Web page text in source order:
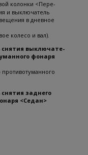
колонки <Пере-
и выключатель
в дневное
колесо и вал).
снятия выключате-
фонаря
заднего
<Седан>